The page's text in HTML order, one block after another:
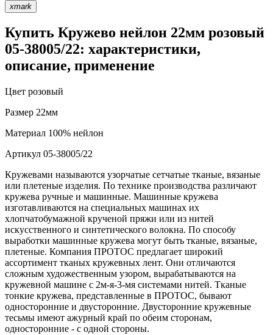
xmark
Купить Кружево нейлон 22мм розовый
05-38005/22: характеристики,
описание, применение
Цвет розовый
Размер 22мм
Материал 100% нейлон
Артикул 05-38005/22
Кружевами называются узорчатые сетчатые тканые, вязаные
или плетеные изделия. По технике производства различают
кружева ручные и машинные. Машинные кружева
изготавливаются на специальных машинах их
хлопчатобумажной крученой пряжи или из нитей
искусственного и синтетического волокна. По способу
выработки машинные кружева могут быть тканые, вязаные,
плетеные. Компания ПРОТОС предлагает широкий
ассортимент тканых кружевных лент. Они отличаются
сложным художественным узором, вырабатываются на
кружевной машине с 2м-я-3-мя системами нитей. Тканые
тонкие кружева, представленные в ПРОТОС, бывают
односторонние и двусторонние. Двусторонние кружевные
тесьмы имеют ажурный край по обеим сторонам,
односторонние - с одной стороны.